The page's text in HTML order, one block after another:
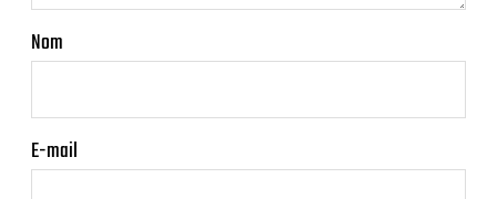
Nom
E-mail